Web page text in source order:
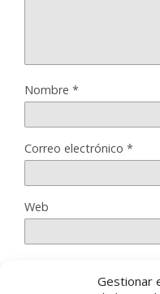
Gestionar
Nombre *
Correo electrónico *
Web
Guarda mi nombre,